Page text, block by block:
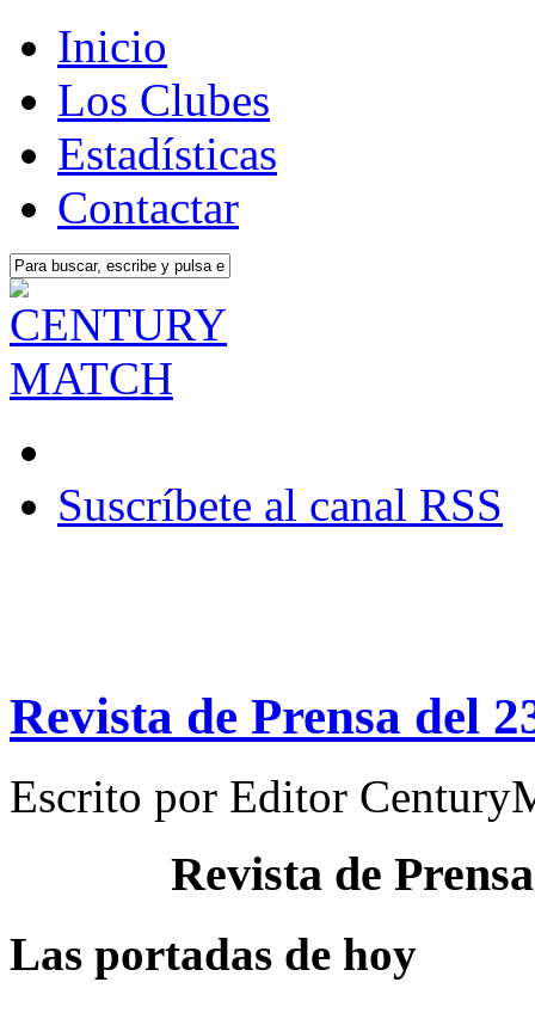
Inicio
Los Clubes
Estadísticas
Contactar
Suscríbete al canal RSS
Revista de Prensa del
Escrito por Editor
Revista de
Las portadas de hoy